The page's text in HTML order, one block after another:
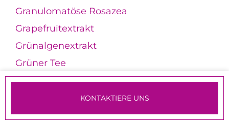
Granulomatöse Rosazea
Grapefruitextrakt
Grünalgenextrakt
Grüner Tee
Guarana
Guarkernmehl
GurkenextraktTERMINE & ANMELDUNG
KONTAKTIERE UNS